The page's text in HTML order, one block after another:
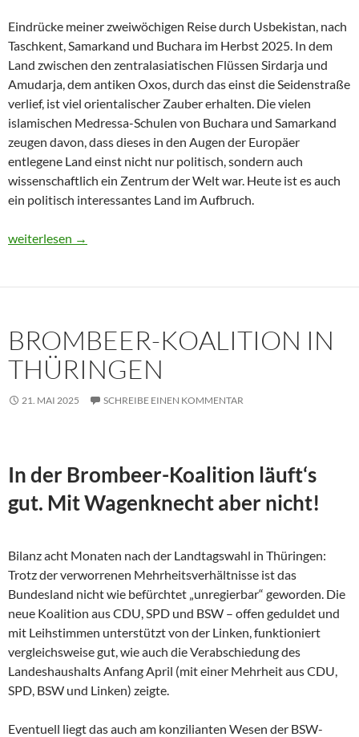
Eindrücke meiner zweiwöchigen Reise durch Usbekistan, nach
Taschkent, Samarkand und Buchara im Herbst 2025. In dem
Land zwischen den zentralasiatischen Flüssen Sirdarja und
Amudarja, dem antiken Oxos, durch das einst die Seidenstraße
verlief, ist viel orientalischer Zauber erhalten. Die vielen
islamischen Medressa-Schulen von Buchara und Samarkand
zeugen davon, dass dieses in den Augen der Europäer
entlegene Land einst nicht nur politisch, sondern auch
wissenschaftlich ein Zentrum der Welt war. Heute ist es auch
ein politisch interessantes Land im Aufbruch.
Usbekistan 2025: Unterwegs in einem Land im Aufbruch
weiterlesen →
BROMBEER-KOALITION IN
THÜRINGEN
21. MAI 2025 SCHREIBE EINEN KOMMENTAR
In der Brombeer-Koalition läuft‘s
gut. Mit Wagenknecht aber nicht!
Bilanz acht Monaten nach der Landtagswahl in Thüringen:
Trotz der verworrenen Mehrheitsverhältnisse ist das
Bundesland nicht wie befürchtet „unregierbar“ geworden. Die
neue Koalition aus CDU, SPD und BSW – offen geduldet und
mit Leihstimmen unterstützt von der Linken, funktioniert
vergleichsweise gut, wie auch die Verabschiedung des
Landeshaushalts Anfang April (mit einer Mehrheit aus CDU,
SPD, BSW und Linken) zeigte.
Eventuell liegt das auch am konzilianten Wesen der BSW-